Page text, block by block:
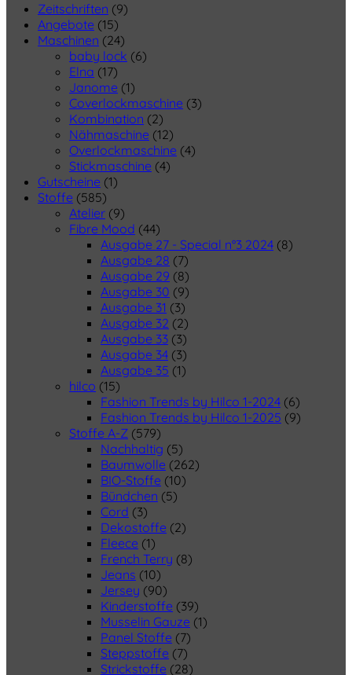
Zeitschriften (9)
Angebote (15)
Maschinen (24)
baby lock (6)
Elna (17)
Janome (1)
Coverlockmaschine (3)
Kombination (2)
Nähmaschine (12)
Overlockmaschine (4)
Stickmaschine (4)
Gutscheine (1)
Stoffe (585)
Atelier (9)
Fibre Mood (44)
Ausgabe 27 - Special n°3 2024 (8)
Ausgabe 28 (7)
Ausgabe 29 (8)
Ausgabe 30 (9)
Ausgabe 31 (3)
Ausgabe 32 (2)
Ausgabe 33 (3)
Ausgabe 34 (3)
Ausgabe 35 (1)
hilco (15)
Fashion Trends by Hilco 1-2024 (6)
Fashion Trends by Hilco 1-2025 (9)
Stoffe A-Z (579)
Nachhaltig (5)
Baumwolle (262)
BIO-Stoffe (10)
Bündchen (5)
Cord (3)
Dekostoffe (2)
Fleece (1)
French Terry (8)
Jeans (10)
Jersey (90)
Kinderstoffe (39)
Musselin Gauze (1)
Panel Stoffe (7)
Steppstoffe (7)
Strickstoffe (28)